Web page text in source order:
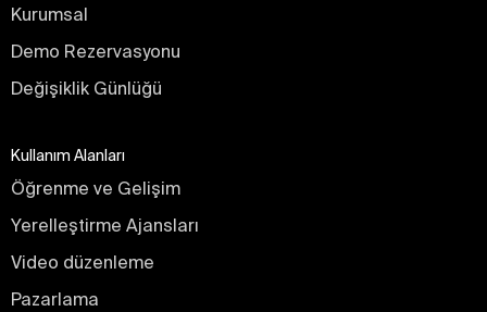
Kurumsal
Demo Rezervasyonu
Değişiklik Günlüğü
Kullanım Alanları
Öğrenme ve Gelişim
Yerelleştirme Ajansları
Video düzenleme
Pazarlama